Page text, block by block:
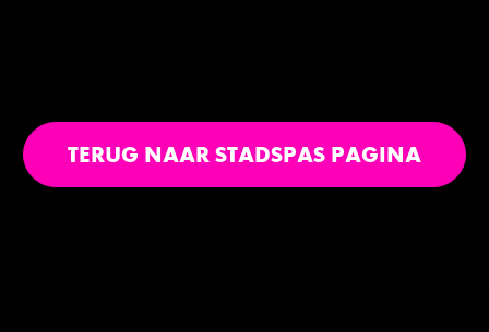
TERUG NAAR STADSPAS PAGINA